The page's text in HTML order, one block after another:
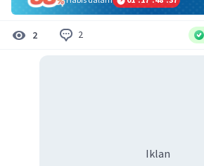
2 2
Iklan